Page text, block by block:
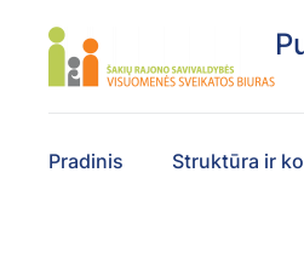
Pradinis Struktūra ir